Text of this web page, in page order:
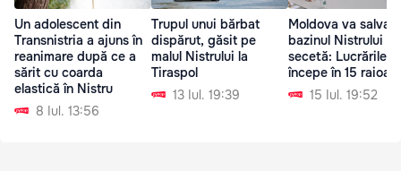
Un adolescent din
Transnistria a ajuns în
reanimare după ce a
sărit cu coarda
elastică în Nistru
8 Iul. 13:56
Trupul unui bărbat
dispărut, găsit pe
malul Nistrului la
Tiraspol
13 Iul. 19:39
Moldova va salva
bazinul Nistrului de
secetă: Lucrările
începe în 15
15 Iul. 19:52